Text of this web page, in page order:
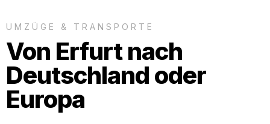
UMZÜGE & TRANSPORTE
Von Erfurt nach
Deutschland oder
Europa